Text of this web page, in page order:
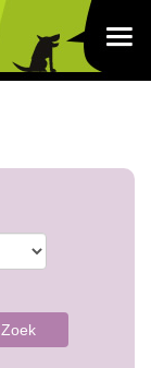
Zoek